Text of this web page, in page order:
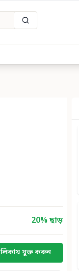
20% ছাড়
যুক্ত করুন